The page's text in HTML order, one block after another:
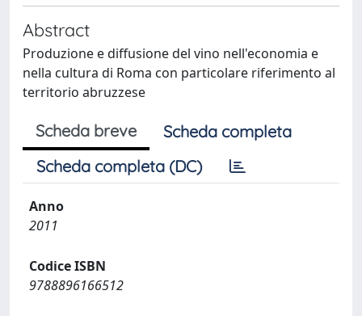
Abstract
Produzione e diffusione del vino nell'economia e
nella cultura di Roma con particolare riferimento al
territorio abruzzese
Scheda breve
Scheda completa
Scheda completa (DC)
Anno
2011
Codice ISBN
9788896166512